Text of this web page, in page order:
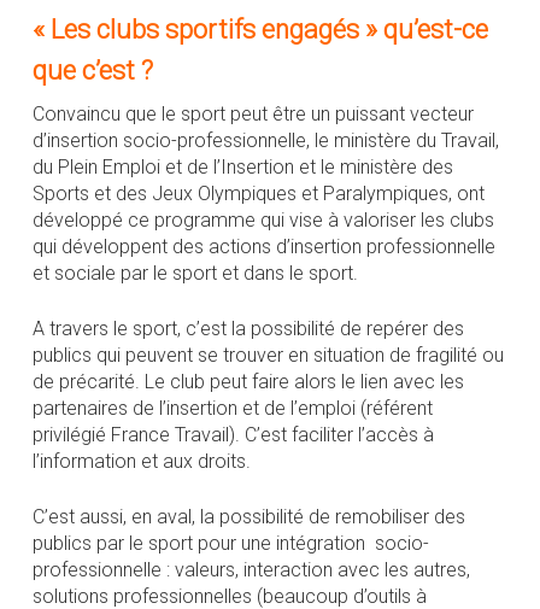
« Les clubs sportifs engagés » qu’est-ce
que c’est ?
Convaincu que le sport peut être un puissant vecteur
d’insertion socio-professionnelle, le ministère du Travail,
du Plein Emploi et de l’Insertion et le ministère des
Sports et des Jeux Olympiques et Paralympiques, ont
développé ce programme qui vise à valoriser les clubs
qui développent des actions d’insertion professionnelle
et sociale par le sport et dans le sport.
A travers le sport, c’est la possibilité de repérer des
publics qui peuvent se trouver en situation de fragilité ou
de précarité. Le club peut faire alors le lien avec les
partenaires de l’insertion et de l’emploi (référent
privilégié France Travail). C’est faciliter l’accès à
l’information et aux droits.
C’est aussi, en aval, la possibilité de remobiliser des
publics par le sport pour une intégration socio-
professionnelle : valeurs, interaction avec les autres,
solutions professionnelles (beaucoup d’outils à